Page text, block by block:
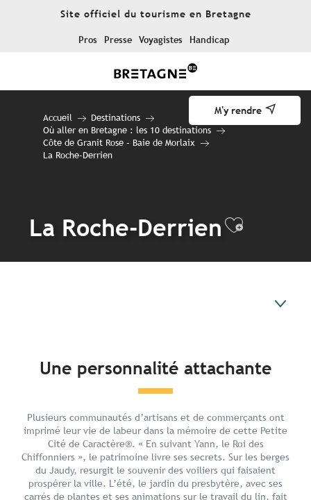
Site officiel du tourisme en Bretagne
Pros Presse Voyagistes Handicap
M'y rendre
Accueil
Destinations
Où aller en Bretagne : les 10 destinations
Côte de Granit Rose – Baie de Morlaix
La Roche-Derrien
La Roche-Derrien
Préparer votre séjour
Aux alentours
Une personnalité attachante
Plusieurs communautés d’artisans et de commerçants ont
imprimé leur vie de labeur dans la mémoire de cette Petite
Cité de Caractère®. « En suivant Yann, le Roi des
Chiffonniers », le patrimoine livre ses secrets. Sur les berges
du Jaudy, resurgit le souvenir des voiliers qui faisaient
prospérer la ville. L’été, le jardin du presbytère, avec ses
carrés de plantes et ses animations sur le travail du lin, fait